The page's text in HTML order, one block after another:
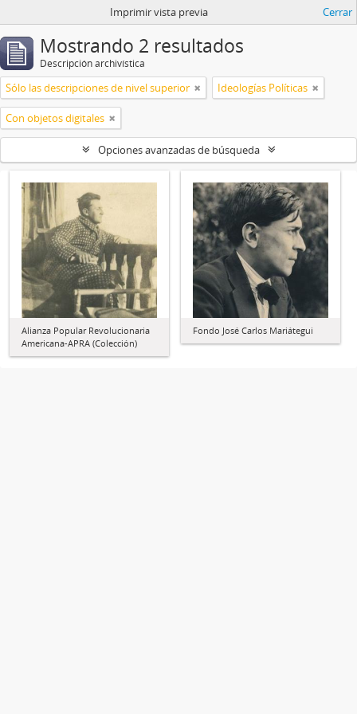
Imprimir vista previa Cerrar
Mostrando 2 resultados
Descripción archivística
Sólo las descripciones de nivel superior Ideologías Políticas
Con objetos digitales
Opciones avanzadas de búsqueda
Alianza Popular Revolucionaria
Americana-APRA (Colección)
Fondo José Carlos Mariátegui